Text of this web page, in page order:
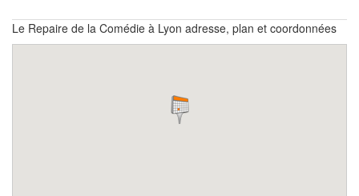
Le Repaire de la Comédie à Lyon adresse, plan et coordonnées